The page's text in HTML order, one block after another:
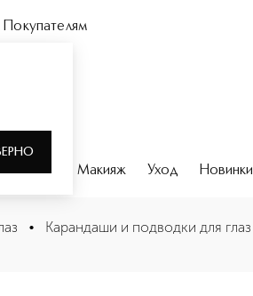
Покупателям
Макияж Уход Новинки
Гелевый карандаш для глаз
• Карандаши и подводки для глаз